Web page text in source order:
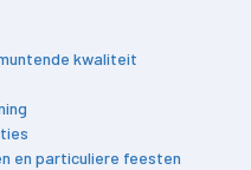
kwaliteit
en particuliere feesten